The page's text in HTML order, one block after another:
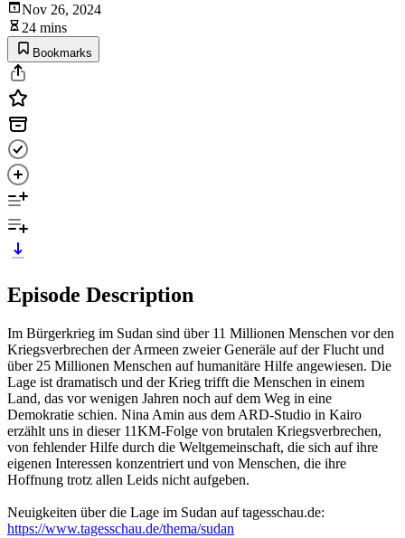
Nov 26, 2024
24 mins
Bookmarks
Episode Description
Im Bürgerkrieg im Sudan sind über 11 Millionen Menschen vor den
Kriegsverbrechen der Armeen zweier Generäle auf der Flucht und
über 25 Millionen Menschen auf humanitäre Hilfe angewiesen. Die
Lage ist dramatisch und der Krieg trifft die Menschen in einem
Land, das vor wenigen Jahren noch auf dem Weg in eine
Demokratie schien. Nina Amin aus dem ARD-Studio in Kairo
erzählt uns in dieser 11KM-Folge von brutalen Kriegsverbrechen,
von fehlender Hilfe durch die Weltgemeinschaft, die sich auf ihre
eigenen Interessen konzentriert und von Menschen, die ihre
Hoffnung trotz allen Leids nicht aufgeben.
Neuigkeiten über die Lage im Sudan auf tagesschau.de:
https://www.tagesschau.de/thema/sudan